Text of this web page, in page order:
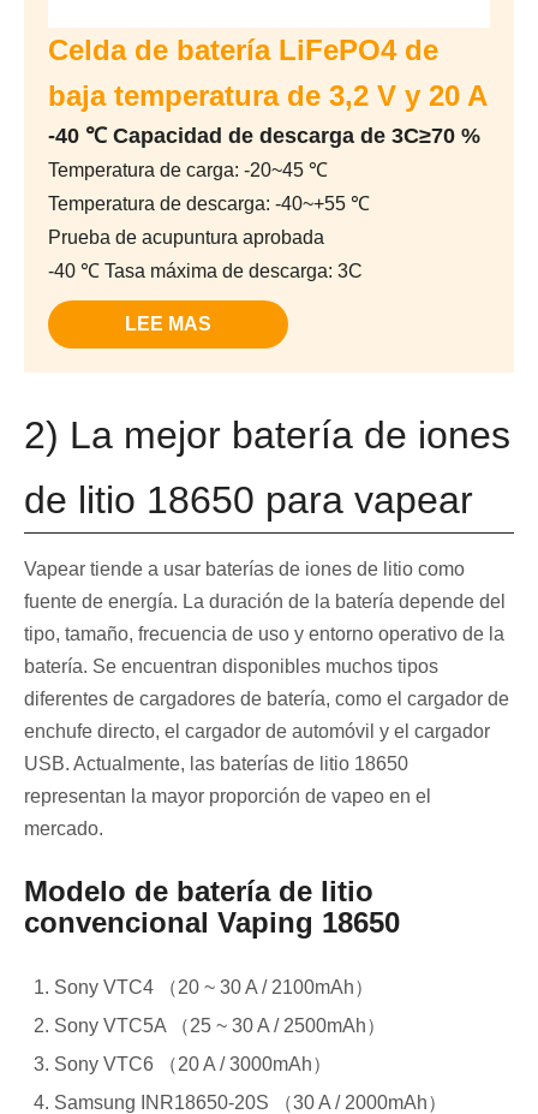
Celda de batería LiFePO4 de
baja temperatura de 3,2 V y 20 A
-40 ℃ Capacidad de descarga de 3C≥70 %
Temperatura de carga: -20~45 ℃
Temperatura de descarga: -40~+55 ℃
Prueba de acupuntura aprobada
-40 ℃ Tasa máxima de descarga: 3C
LEE MAS
2) La mejor batería de iones
de litio 18650 para vapear
Vapear tiende a usar baterías de iones de litio como
fuente de energía. La duración de la batería depende del
tipo, tamaño, frecuencia de uso y entorno operativo de la
batería. Se encuentran disponibles muchos tipos
diferentes de cargadores de batería, como el cargador de
enchufe directo, el cargador de automóvil y el cargador
USB. Actualmente, las baterías de litio 18650
representan la mayor proporción de vapeo en el
mercado.
Modelo de batería de litio
convencional Vaping 18650
Sony VTC4 （20 ~ 30 A / 2100mAh）
Sony VTC5A （25 ~ 30 A / 2500mAh）
Sony VTC6 （20 A / 3000mAh）
Samsung INR18650-20S （30 A / 2000mAh）